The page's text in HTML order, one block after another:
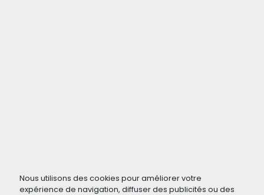
Nous utilisons des cookies pour améliorer votre
expérience de navigation, diffuser des publicités ou des